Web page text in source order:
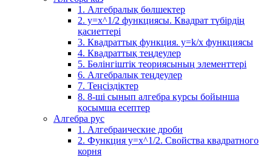
1. Алгебралық бөлшектер
2. у=х^1/2 функциясы. Квадрат түбірдің
қасиеттері
3. Квадраттық функция. у=k/x функциясы
4. Квадраттық теңдеулер
5. Бөлінгіштік теориясының элементтері
6. Алгебралық теңдеулер
7. Теңсіздіктер
8. 8-ші сынып алгебра курсы бойынша
қосымша есептер
Алгебра рус
1. Алгебраические дроби
2. Функция y=x^1/2. Свойства квадратного
корня